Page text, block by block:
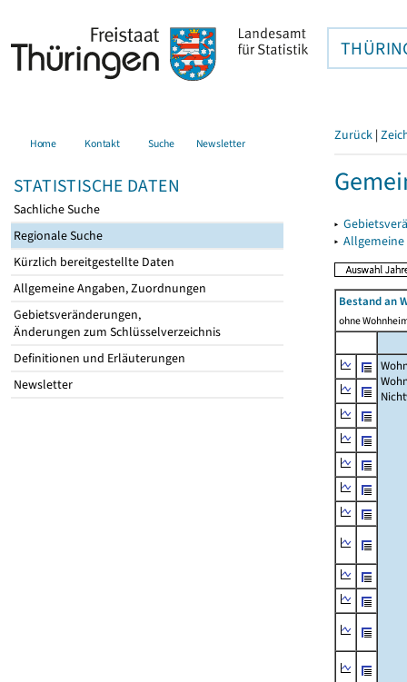
Home Kontakt Suche Newsletter
STATISTISCHE DATEN
Sachliche Suche
Regionale Suche
Kürzlich bereitgestellte Daten
Allgemeine Angaben, Zuordnungen
Gebietsveränderungen,
Änderungen zum Schlüsselverzeichnis
Definitionen und Erläuterungen
Newsletter
Zurück |
▸
▸
Bestand an
ohne